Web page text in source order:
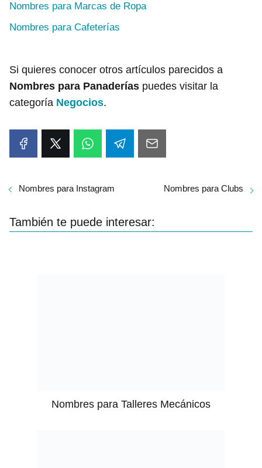
Nombres para Marcas de Ropa
Nombres para Cafeterías
Si quieres conocer otros artículos parecidos a
Nombres para Panaderías puedes visitar la
categoría Negocios.
Nombres para Instagram Nombres para Clubs
También te puede interesar:
Nombres para Talleres Mecánicos